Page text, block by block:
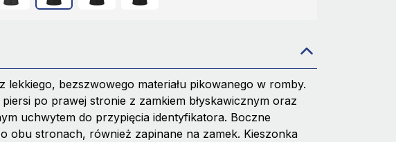
lekkiego, bezszwowego materiału pikowanego w romby.
piersi po prawej stronie z zamkiem błyskawicznym oraz
uchwytem do przypięcia identyfikatora. Boczne
obu stronach, również zapinane na zamek. Kieszonka